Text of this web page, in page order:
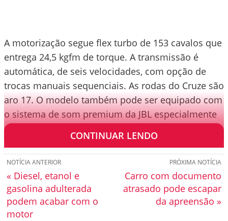
A motorização segue flex turbo de 153 cavalos que
entrega 24,5 kgfm de torque. A transmissão é
automática, de seis velocidades, com opção de
trocas manuais sequenciais. As rodas do Cruze são
aro 17. O modelo também pode ser equipado com
o sistema de som premium da JBL especialmente
projetado para o veículo.
CONTINUAR LENDO
PRÓXIMA NOTÍCIA
Carro com documento
atrasado pode escapar
da apreensão »
NOTÍCIA ANTERIOR
« Diesel, etanol e
gasolina adulterada
podem acabar com o
motor